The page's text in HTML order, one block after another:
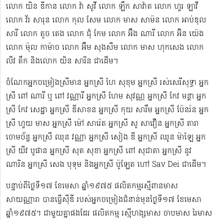
លោក យិន ឌីកាន លោក វ៉ា សូវី លោក ឡឹក សាវ៉ាត លោក ហួរ ឡាវី
លោក វ័រ សារុន​ លោក កុល សែម លោក មាស សាម៉ន លោក អាប់ឌុល
សារី លោក តូច តេង លោក ជុំ កែម លោក អ៊ឹង ណារី លោក អ៊ិន យ៉េង​​
លោក ម៉ុល កាម៉ាច លោក អ៊ឹម សុងសឺម ​លោក មាស ហុក​សេង លោក​ ​​
លីវ តឹក និងលោក យិន សារិន ជាដើម។
ចំណែកអ្នកចម្រៀងស្រីមាន អ្នកស្រី ហៃ សុខុម​ អ្នកស្រី រស់សេរី​សុទ្ធា អ្នក
ស្រី ពៅ ណារី ឬ ពៅ វណ្ណារី អ្នកស្រី ហែម សុវណ្ណ អ្នកស្រី កែវ មន្ថា អ្នក
ស្រី កែវ សេដ្ឋា អ្នកស្រី ឌី​សាខន អ្នកស្រី កុយ សារឹម អ្នកស្រី ប៉ែនរ៉ន អ្នក
ស្រី ហួយ មាស អ្នកស្រី ម៉ៅ សារ៉េត ​អ្នកស្រី សូ សាវឿន អ្នកស្រី តារា
ចោម​ច័ន្ទ អ្នកស្រី ឈុន វណ្ណា អ្នកស្រី សៀង ឌី អ្នកស្រី ឈូន ម៉ាឡៃ អ្នក
ស្រី យីវ​ បូផាន​ អ្នកស្រី​ សុត សុខា អ្នកស្រី ពៅ សុជាតា អ្នកស្រី នូវ
ណារិន អ្នកស្រី សេង បុទុម និងអ្នកស្រី ប៉ូឡែត ហៅ Sav Dei ជាដើម។
បន្ទាប់​ពីថ្ងៃទី១៧ ខែមេសា ឆ្នាំ១៩៧៥​ ផលិតកម្មរស្មីពានមាស
សាយណ្ណារា បានធ្វើស៊ីឌី ​របស់អ្នកចម្រៀងជំនាន់មុនថ្ងៃទី១៧ ខែមេសា
ឆ្នាំ១៩៧៥។ ជាមួយគ្នាផងដែរ ផលិតកម្ម រស្មីហង្សមាស ចាបមាស រៃមាស​